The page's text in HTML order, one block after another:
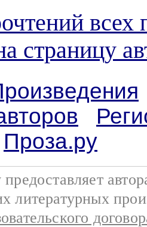
всех
страницу
Проза.ру
литературных